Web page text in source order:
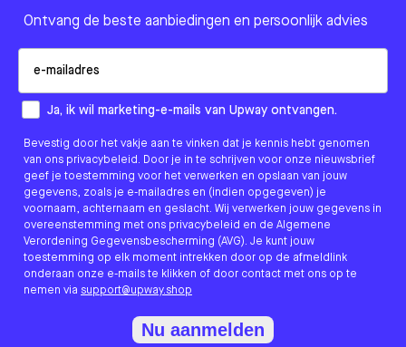
Ontvang de beste aanbiedingen en persoonlijk advies
How would you like to hear from us?
Ja, ik wil marketing-e-mails van Upway ontvangen.
Bevestig door het vakje aan te vinken dat je kennis hebt genomen
van ons privacybeleid. Door je in te schrijven voor onze nieuwsbrief
geef je toestemming voor het verwerken en opslaan van jouw
gegevens, zoals je e-mailadres en (indien opgegeven) je
voornaam, achternaam en geslacht. Wij verwerken jouw gegevens in
overeenstemming met ons privacybeleid en de Algemene
Verordening Gegevensbescherming (AVG). Je kunt jouw
toestemming op elk moment intrekken door op de afmeldlink
onderaan onze e-mails te klikken of door contact met ons op te
nemen via support@upway.shop
Nu aanmelden